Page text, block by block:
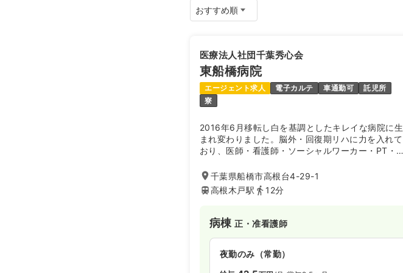
医療法人社団千葉秀心会
東船橋病院
エージェント求人 電子カルテ 車通勤可
託児所
寮
2016年6月移転し白を基調としたキレイな病院に生
まれ変わりました。脳外・回復期リハに力を入れて
おり、医師・看護師・ソーシャルワーカー・PT・
なり患者さまへ最良の治療とケアを提供しておりま
す。
千葉県船橋市高根台4-29-1
高根木戸駅
12分
病棟正・准看護師
夜勤のみ（常勤）